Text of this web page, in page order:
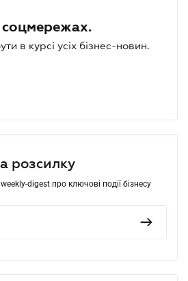
соцмережах.
в курсі усіх бізнес-новин.
розсилку
digest про ключові події бізнесу